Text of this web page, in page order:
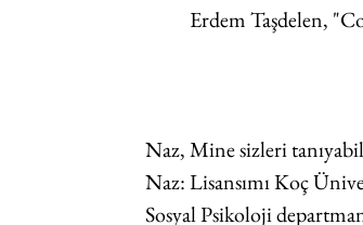
Erdem Taşdelen,
Naz, Mine sizleri
Naz: Lisansımı Koç
Sosyal Psikoloji